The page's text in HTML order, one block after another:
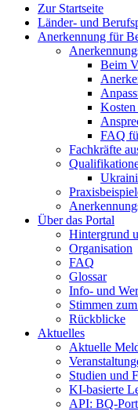
Zur Startseite
Länder- und
Anerkennung für
Beim
FAQ
Fachkräfte
Über das Portal
Hintergrund
Organisation
FAQ
Glossar
Info- und
Stimmen
Rückblicke
Aktuelles
Aktuelle
Studien und
KI-basierte
API: BQ-